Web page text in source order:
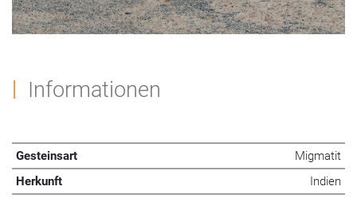
Informationen
Gesteinsart
Migmatit
Herkunft
Indien